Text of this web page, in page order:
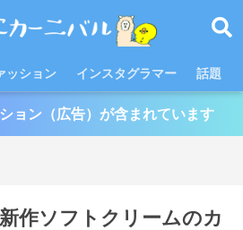
ッション インスタグラマー 話題
ョン（広告）が含まれています
作ソフトクリームのカ